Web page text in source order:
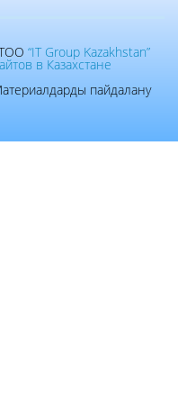
“IT Group Kazakhstan”
в Казахстане
пайдалану